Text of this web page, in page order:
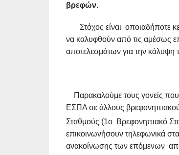
βρεφών.
Στόχος είναι οποιαδήποτε
να καλυφθούν από τις αμέσως
αποτελεσμάτων για την
Παρακαλούμε τους γονείς που
ΕΣΠΑ σε άλλους
Σταθμούς (1ο Βρεφονηπιακό
επικοινωνήσουν τηλεφωνικά
ανακοίνωσης των επόμενων